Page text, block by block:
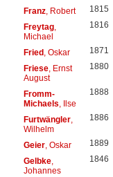
Franz, Robert 1815
Freytag,
Michael
1816
Fried, Oskar 1871
Friese, Ernst
August
1880
Fromm-
Michaels , Ilse
1888
Furtwängler,
Wilhelm
1886
Geier, Oskar 1889
Gelbke,
Johannes
1846